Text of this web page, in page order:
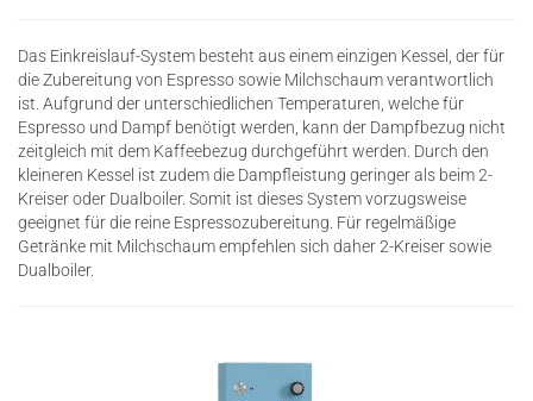
Das Einkreislauf-System besteht aus einem einzigen Kessel, der für
die Zubereitung von Espresso sowie Milchschaum verantwortlich
ist. Aufgrund der unterschiedlichen Temperaturen, welche für
Espresso und Dampf benötigt werden, kann der Dampfbezug nicht
zeitgleich mit dem Kaffeebezug durchgeführt werden. Durch den
kleineren Kessel ist zudem die Dampfleistung geringer als beim 2-
Kreiser oder Dualboiler. Somit ist dieses System vorzugsweise
geeignet für die reine Espressozubereitung. Für regelmäßige
Getränke mit Milchschaum empfehlen sich daher 2-Kreiser sowie
Dualboiler.